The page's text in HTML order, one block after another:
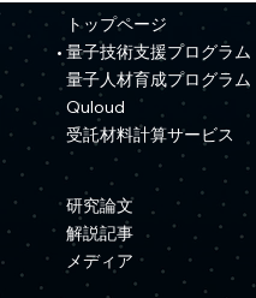
トップページ
量子技術支援プログラム
量子人材育成プログラム
Quloud
受託材料計算サービス
研究論文
解説記事
メディア